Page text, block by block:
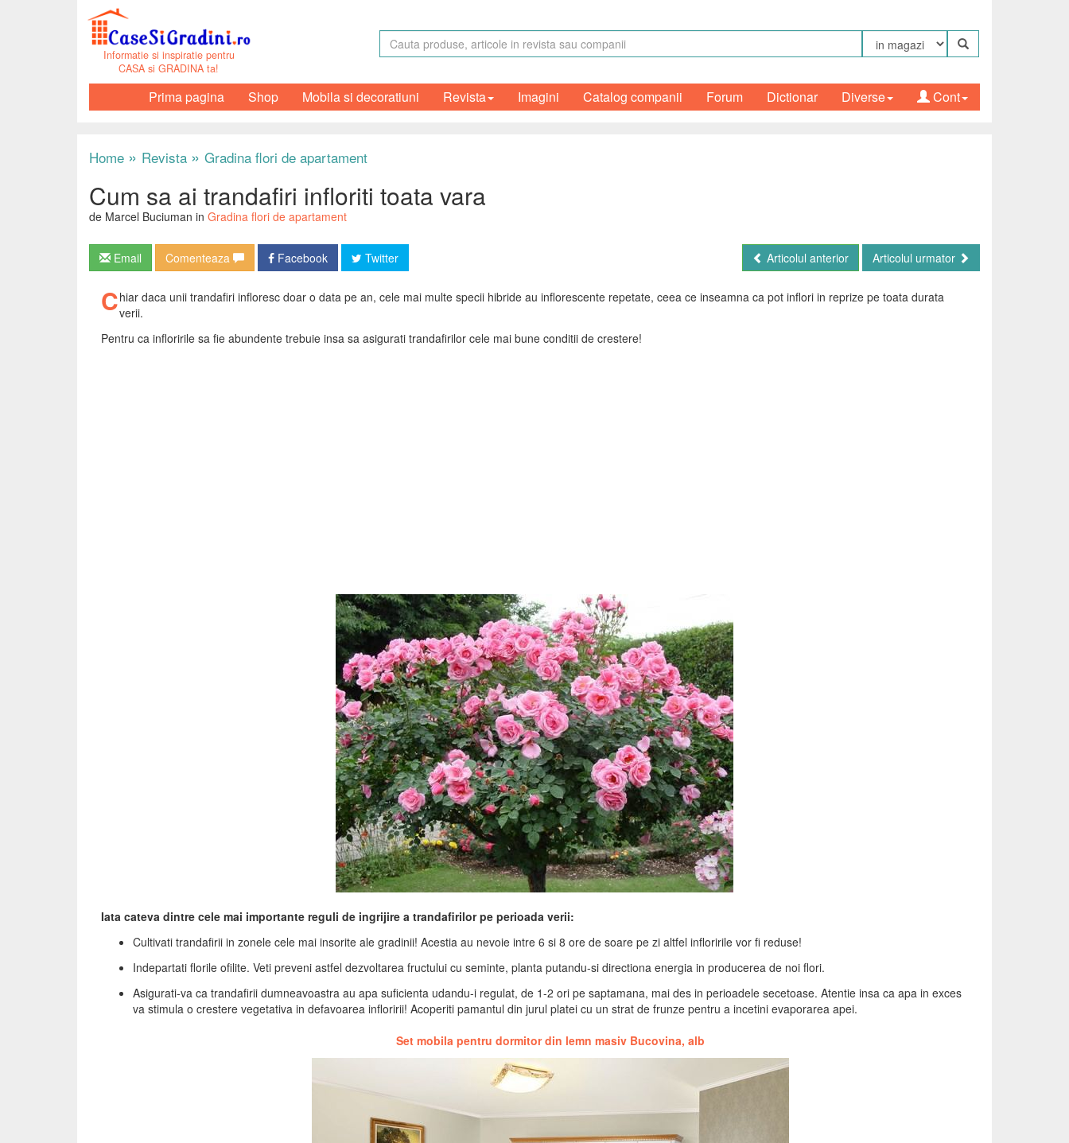
Informatie si inspiratie pentru
CASA si GRADINA ta!
Prima pagina Shop Mobila si decoratiuni Revista Imagini Catalog companii Forum Dictionar Cont
Diverse
Home » Revista » Gradina flori de apartament
Cum sa ai trandafiri infloriti toata vara
de Marcel Buciuman in Gradina flori de apartament
Email Comenteaza Facebook Twitter Articolul anterior Articolul urmator
Chiar daca unii trandafiri infloresc doar o data pe an, cele mai multe specii hibride au inflorescente repetate, ceea ce inseamna ca pot inflori in reprize pe toata durata
verii.
Pentru ca infloririle sa fie abundente trebuie insa sa asigurati trandafirilor cele mai bune conditii de crestere!
Iata cateva dintre cele mai importante reguli de ingrijire a trandafirilor pe perioada verii:
Cultivati trandafirii in zonele cele mai insorite ale gradinii! Acestia au nevoie intre 6 si 8 ore de soare pe zi altfel infloririle vor fi reduse!
Indepartati florile ofilite. Veti preveni astfel dezvoltarea fructului cu seminte, planta putandu-si directiona energia in producerea de noi flori.
Asigurati-va ca trandafirii dumneavoastra au apa suficienta udandu-i regulat, de 1-2 ori pe saptamana, mai des in perioadele secetoase. Atentie insa ca apa in exces
va stimula o crestere vegetativa in defavoarea infloririi! Acoperiti pamantul din jurul platei cu un strat de frunze pentru a incetini evaporarea apei.
Set mobila pentru dormitor din lemn masiv Bucovina, alb